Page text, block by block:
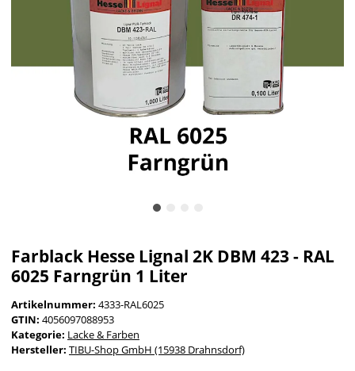
Farblack Hesse Lignal 2K DBM 423 - RAL
6025 Farngrün 1 Liter
Artikelnummer: 4333-RAL6025
GTIN: 4056097088953
Kategorie: Lacke & Farben
Hersteller: TIBU-Shop GmbH (15938 Drahnsdorf)